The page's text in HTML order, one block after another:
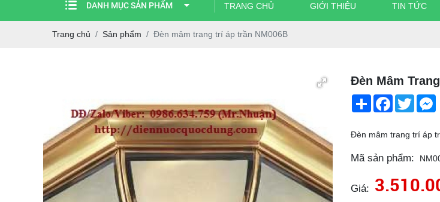
DANH MỤC SẢN PHẨM TRANG CHỦ GIỚI THIỆU TIN TỨC
Trang chủ Sản phẩm Đèn mâm trang trí áp trần NM006B
Đèn Mâm
ShareFacebook
Twitter
Đèn mâm trang trí áp
Mã sản phẩm:
Giá: